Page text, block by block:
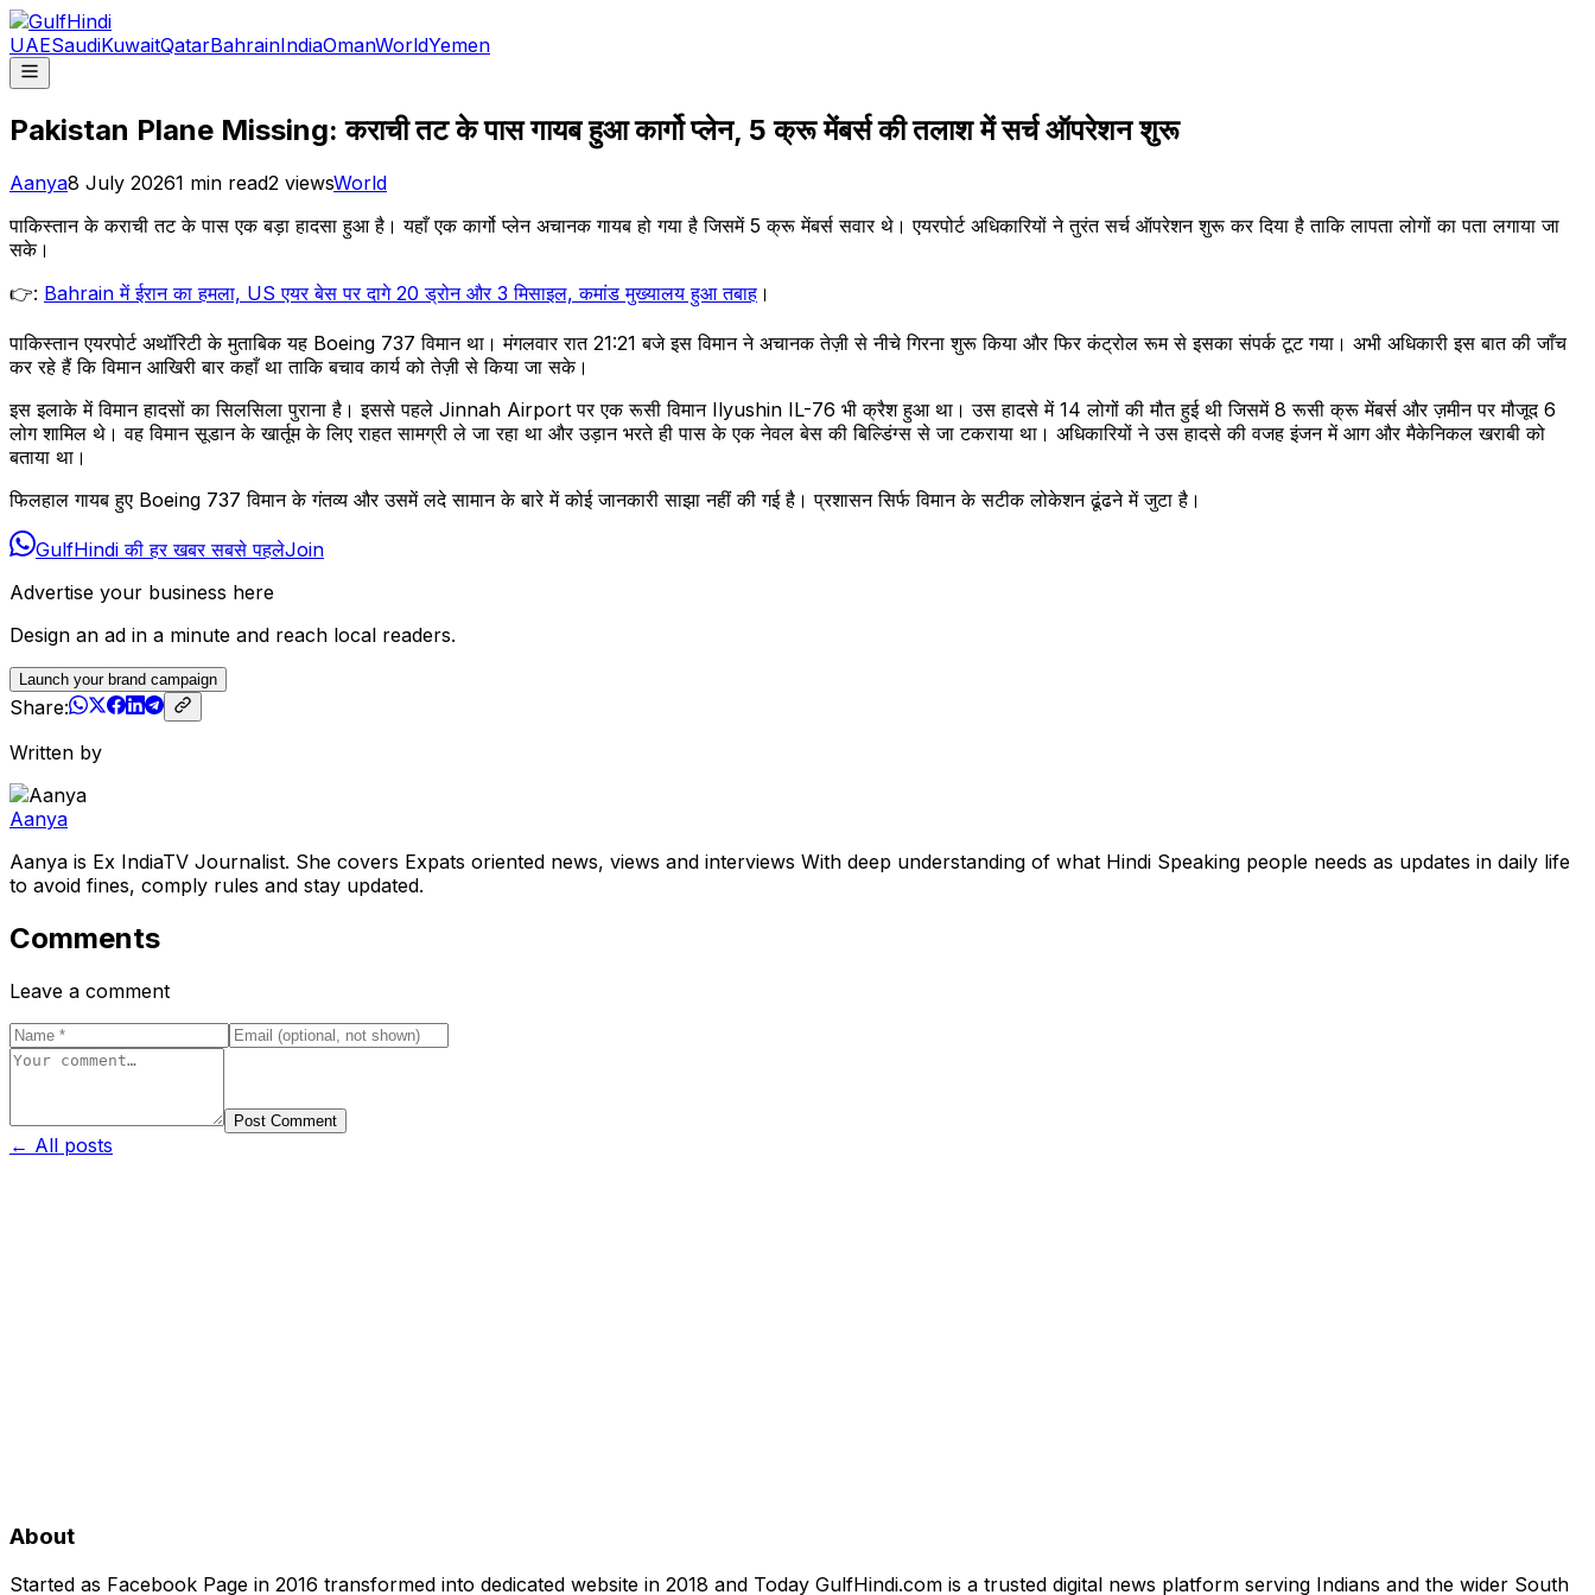
UAESaudiKuwaitQatarBahrainIndiaOmanWorldYemen
Pakistan Plane Missing: कराची तट के पास गायब हुआ कार्गो प्लेन, 5 क्रू मेंबर्स की तलाश में सर्च ऑपरेशन शुरू
Aanya8 July 20261 min read2 viewsWorld
पाकिस्तान के कराची तट के पास एक बड़ा हादसा हुआ है। यहाँ एक कार्गो प्लेन अचानक गायब हो गया है जिसमें 5 क्रू मेंबर्स सवार थे। एयरपोर्ट अधिकारियों ने तुरंत सर्च ऑपरेशन शुरू कर दिया है ताकि लापता लोगों का पता लगाया जा
सके।
👉: Bahrain में ईरान का हमला, US एयर बेस पर दागे 20 ड्रोन और 3 मिसाइल, कमांड मुख्यालय हुआ तबाह ।
पाकिस्तान एयरपोर्ट अथॉरिटी के मुताबिक यह Boeing 737 विमान था। मंगलवार रात 21:21 बजे इस विमान ने अचानक तेज़ी से नीचे गिरना शुरू किया और फिर कंट्रोल रूम से इसका संपर्क टूट गया। अभी अधिकारी इस बात की जाँच
कर रहे हैं कि विमान आखिरी बार कहाँ था ताकि बचाव कार्य को तेज़ी से किया जा सके।
इस इलाके में विमान हादसों का सिलसिला पुराना है। इससे पहले Jinnah Airport पर एक रूसी विमान Ilyushin IL-76 भी क्रैश हुआ था। उस हादसे में 14 लोगों की मौत हुई थी जिसमें 8 रूसी क्रू मेंबर्स और ज़मीन पर मौजूद 6
लोग शामिल थे। वह विमान सूडान के खार्तूम के लिए राहत सामग्री ले जा रहा था और उड़ान भरते ही पास के एक नेवल बेस की बिल्डिंग्स से जा टकराया था। अधिकारियों ने उस हादसे की वजह इंजन में आग और मैकेनिकल खराबी को
बताया था।
फिलहाल गायब हुए Boeing 737 विमान के गंतव्य और उसमें लदे सामान के बारे में कोई जानकारी साझा नहीं की गई है। प्रशासन सिर्फ विमान के सटीक लोकेशन ढूंढने में जुटा है।
GulfHindi की हर खबर सबसे पहलेJoin
Advertise your business here
Design an ad in a minute and reach local readers.
Launch your brand campaign
Share:
Written by
Aanya
Aanya is Ex IndiaTV Journalist. She covers Expats oriented news, views and interviews With deep understanding of what Hindi Speaking people needs as updates in daily life
to avoid fines, comply rules and stay updated.
Comments
Leave a comment
Post Comment
← All posts
About
Started as Facebook Page in 2016 transformed into dedicated website in 2018 and Today GulfHindi.com is a trusted digital news platform serving Indians and the wider South